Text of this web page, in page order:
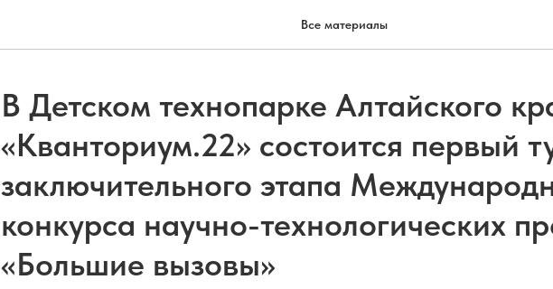
Все материалы
В Детском технопарке Алтайского
«Кванториум.22» состоится первый
заключительного этапа
конкурса научно-технологических
«Большие вызовы»